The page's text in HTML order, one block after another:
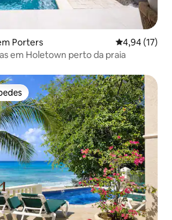
Porters Classificação
4,94 (17)
em Holetown perto da praia
mais apreciados